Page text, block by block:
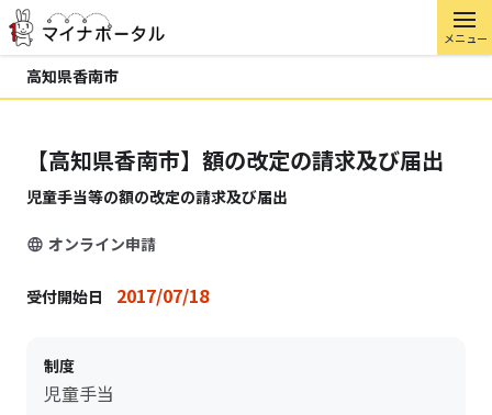
メニュー
高知県香南市
【高知県香南市】額の改定の請求及び届出
児童手当等の額の改定の請求及び届出
オンライン申請
受付開始日 2017/07/18
制度
児童手当